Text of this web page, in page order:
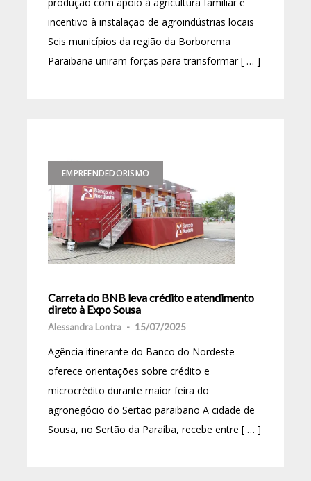
incentivo à instalação de agroindústrias locais
Seis municípios da região da Borborema
Paraibana uniram forças para transformar [ … ]
EMPREENDEDORISMO
Carreta do BNB leva crédito e atendimento
direto à Expo Sousa
Alessandra Lontra - 15/07/2025
Agência itinerante do Banco do Nordeste
oferece orientações sobre crédito e
microcrédito durante maior feira do
agronegócio do Sertão paraibano A cidade de
Sousa, no Sertão da Paraíba, recebe entre [ … ]